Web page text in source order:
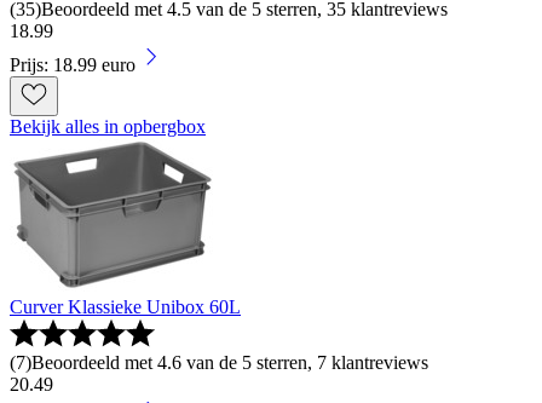
(35)Beoordeeld met 4.5 van de 5 sterren, 35 klantreviews
18.99
Prijs: 18.99 euro
Bekijk alles in opbergbox
Curver Klassieke Unibox 60L
(7)Beoordeeld met 4.6 van de 5 sterren, 7 klantreviews
20.49